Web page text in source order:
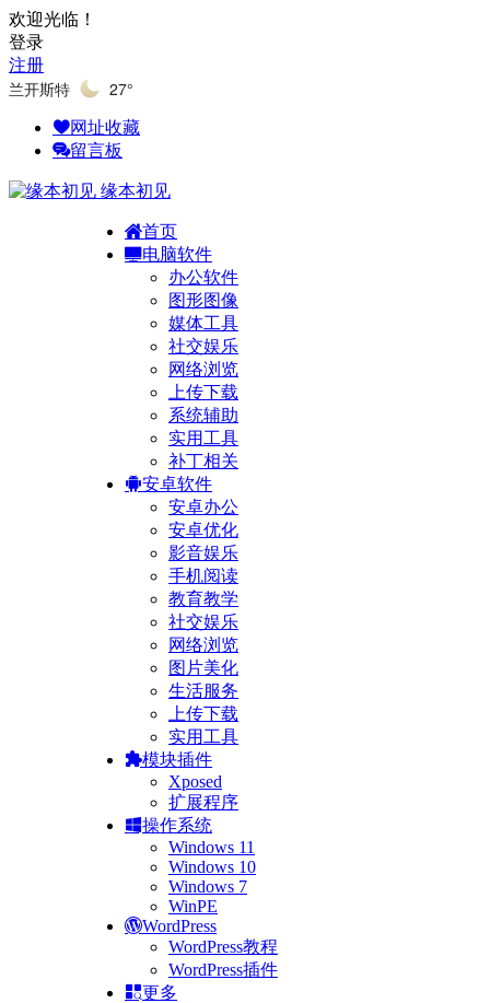
欢迎光临！
登录
注册
兰开斯特 27°
网址收藏
留言板
缘本初见
首页
电脑软件
办公软件
图形图像
媒体工具
社交娱乐
网络浏览
上传下载
系统辅助
实用工具
补丁相关
安卓软件
安卓办公
安卓优化
影音娱乐
手机阅读
教育教学
社交娱乐
网络浏览
图片美化
生活服务
上传下载
实用工具
模块插件
Xposed
扩展程序
操作系统
Windows 11
Windows 10
Windows 7
WinPE
WordPress
WordPress教程
WordPress插件
更多